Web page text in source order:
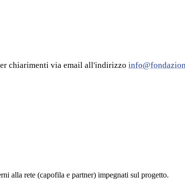
chiarimenti via email all'indirizzo
alla rete (capofila e partner) impegnati sul progetto.